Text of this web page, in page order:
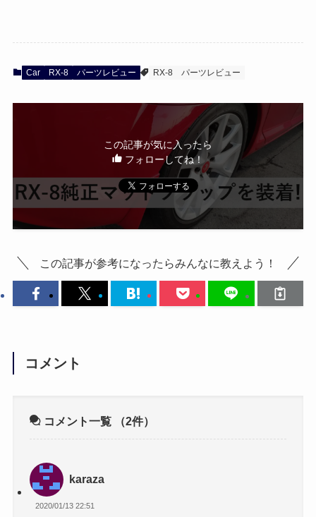
Car RX-8 パーツレビュー RX-8 パーツレビュー
この記事が気に入ったら
フォローしてね！
この記事が参考になったらみんなに教えよう！
コメント
コメント一覧 （2件）
karaza
2020/01/13 22:51